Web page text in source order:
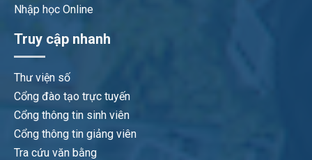
Nhập học Online
Truy cập nhanh
Thư viện số
Cổng đào tạo trực tuyến
Cổng thông tin sinh viên
Cổng thông tin giảng viên
Tra cứu văn bằng